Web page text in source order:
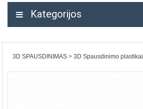
Kategorijos
3D SPAUSDINIMAS 3D Spausdinimo plastikai